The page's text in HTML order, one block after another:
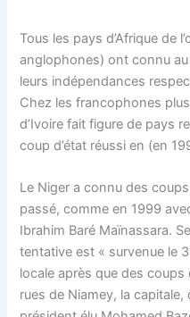
Tous les pays d’Afrique de
anglophones) ont connu
leurs indépendances
Chez les francophones
d’Ivoire fait figure de pays
coup d’état réussi en (en
Le Niger a connu des
passé, comme en 1999
Ibrahim Baré Maïnassara.
tentative est « survenue le
locale après que des
rues de Niamey, la